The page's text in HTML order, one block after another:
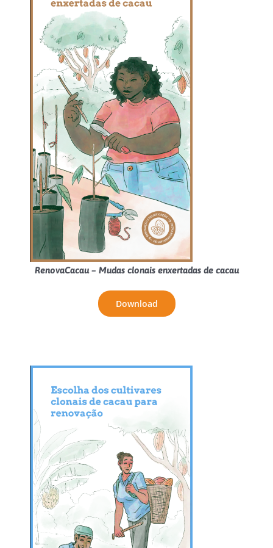
RenovaCacau – Mudas clonais enxertadas de cacau
Download